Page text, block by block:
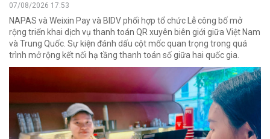
07/08/2026 17:53
NAPAS và Weixin Pay và BIDV phối hợp tổ chức Lễ công bố mở
rộng triển khai dịch vụ thanh toán QR xuyên biên giới giữa Việt Nam
và Trung Quốc. Sự kiện đánh dấu cột mốc quan trọng trong quá
trình mở rộng kết nối hạ tầng thanh toán số giữa hai quốc gia.